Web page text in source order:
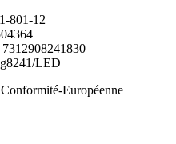
801-12
7312908241830
8241/LED